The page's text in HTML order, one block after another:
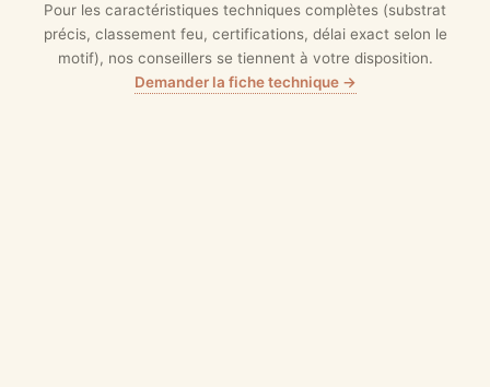
Pour les caractéristiques techniques complètes (substrat
précis, classement feu, certifications, délai exact selon le
motif), nos conseillers se tiennent à votre disposition.
Demander la fiche technique →